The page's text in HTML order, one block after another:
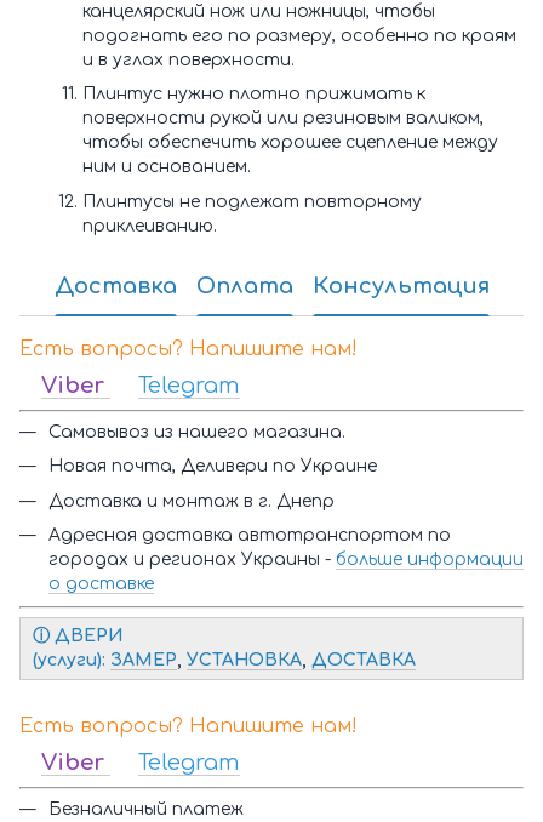
канцелярский нож или ножницы, чтобы
подогнать его по размеру, особенно по краям
и в углах поверхности.
Плинтус нужно плотно прижимать к
поверхности рукой или резиновым валиком,
чтобы обеспечить хорошее сцепление между
ним и основанием.
Плинтусы не подлежат повторному
приклеиванию.
Доставка Оплата Консультация
Есть вопросы? Напишите нам!
Viber Telegram
Самовывоз из нашего магазина.
Новая почта, Деливери по Украине
Доставка и монтаж в г. Днепр
Адресная доставка автотранспортом по
городах и регионах Украины - больше информации
о доставке
ⓘ Д ВЕРИ
(услуги): ЗАМЕР, УСТАНОВКА, ДОСТАВКА
Есть вопросы? Напишите нам!
Viber Telegram
Безналичный платеж